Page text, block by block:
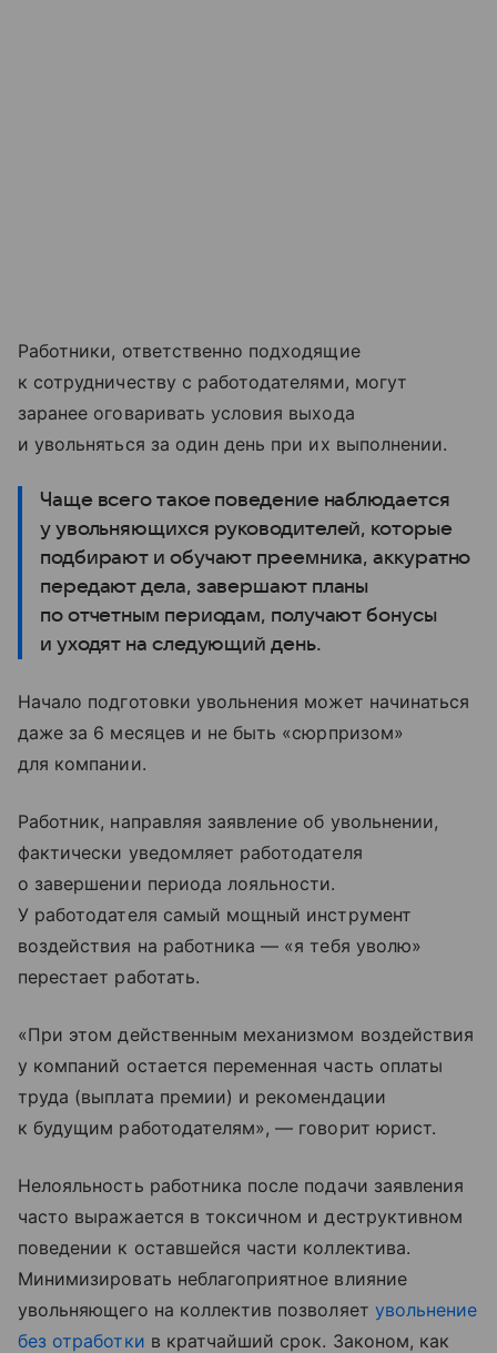
Работники, ответственно подходящие
к сотрудничеству с работодателями, могут
заранее оговаривать условия выхода
и увольняться за один день при их выполнении.
Чаще всего такое поведение наблюдается
у увольняющихся руководителей, которые
подбирают и обучают преемника, аккуратно
передают дела, завершают планы
по отчетным периодам, получают бонусы
и уходят на следующий день.
Начало подготовки увольнения может начинаться
даже за 6 месяцев и не быть «сюрпризом»
для компании.
Работник, направляя заявление об увольнении,
фактически уведомляет работодателя
о завершении периода лояльности.
У работодателя самый мощный инструмент
воздействия на работника — «я тебя уволю»
перестает работать.
«При этом действенным механизмом воздействия
у компаний остается переменная часть оплаты
труда (выплата премии) и рекомендации
к будущим работодателям», — говорит юрист.
Нелояльность работника после подачи заявления
часто выражается в токсичном и деструктивном
поведении к оставшейся части коллектива.
Минимизировать неблагоприятное влияние
увольняющего на коллектив позволяет увольнение
без отработки в кратчайший срок. Законом, как